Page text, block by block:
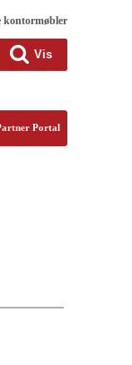
kontormøbler
Vis
Portal